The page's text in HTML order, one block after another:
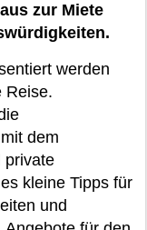
zur Miete
werden
Reise.
dem
private
kleine Tipps für
und